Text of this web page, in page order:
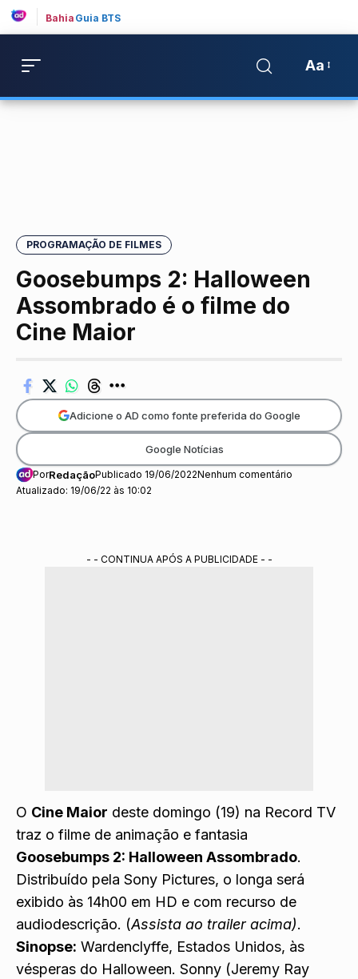
Bahia Guia BTS
Aa
PROGRAMAÇÃO DE FILMES
Goosebumps 2: Halloween
Assombrado é o filme do
Cine Maior
Atualizado: 19/06/22 às 10:02
PorRedaçãoPublicado 19/06/2022Nenhum comentário
Adicione o AD como fonte preferida do Google
Google Notícias
- - CONTINUA APÓS A PUBLICIDADE - -
O Cine Maior deste domingo (19) na Record TV
traz o filme de animação e fantasia
Goosebumps 2: Halloween Assombrado.
Distribuído pela Sony Pictures, o longa será
exibido às 14h00 em HD e com recurso de
audiodescrição. (Assista ao trailer acima).
Sinopse: Wardenclyffe, Estados Unidos, às
vésperas do Halloween. Sonny (Jeremy Ray